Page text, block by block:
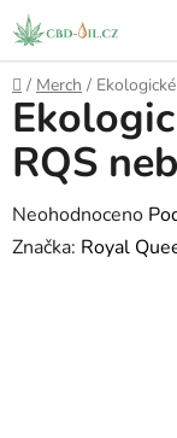
Přejít
na
obsah
Domů
/ Merch /
RQS
Průměrné
hodnocení
Neohodnoceno
Značka: Royal